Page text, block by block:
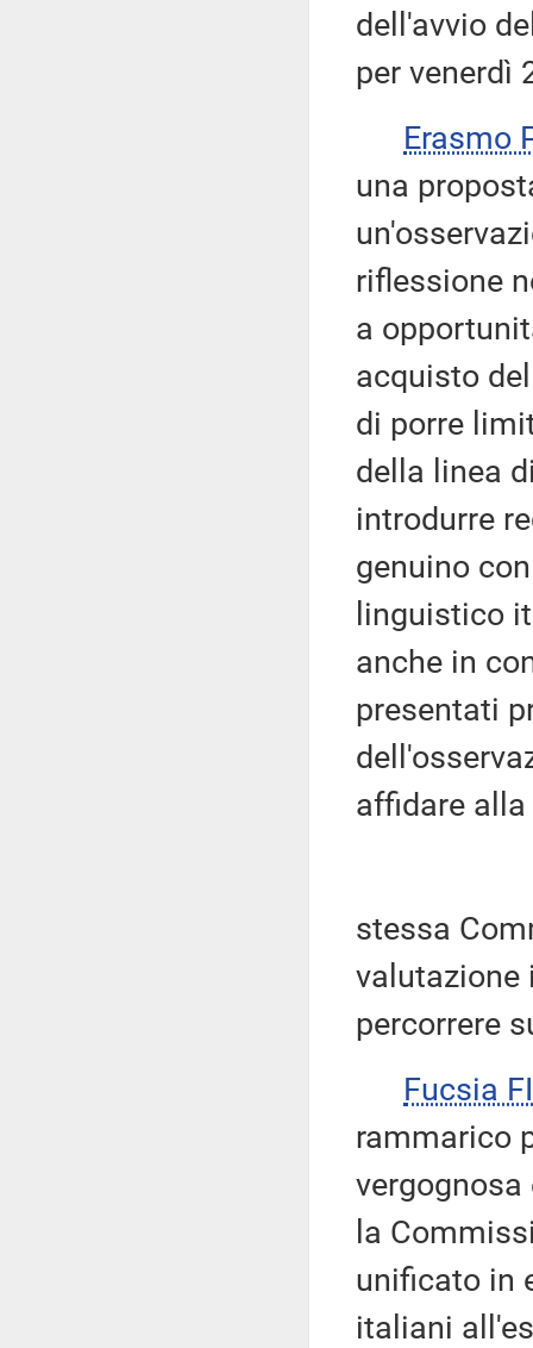
dell'avvio
per venerdì
Erasmo
una
riflessione
a
acquisto
di porre
della linea
introdurre
genuino
linguistico
anche in
presentati
affidare alla
stessa
valutazione
percorrere
Fucsia
rammarico
la
unificato in
italiani